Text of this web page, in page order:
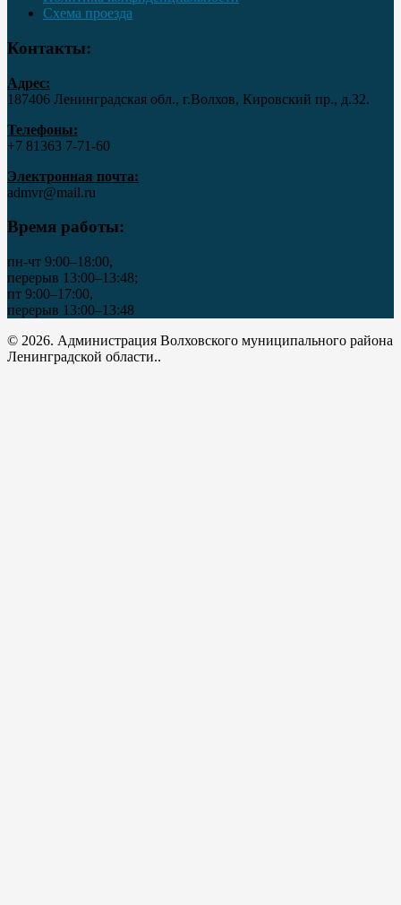
Схема проезда
Контакты:
Адрес:
187406 Ленинградская обл., г.Волхов, Кировский пр., д.32.
Телефоны:
+7 81363 7‑71-60
Электронная почта:
admvr@mail.ru
Время работы:
пн-чт 9:00–18:00,
перерыв 13:00–13:48;
пт 9:00–17:00,
перерыв 13:00–13:48
© 2026. Администрация Волховского муниципального района
Ленинградской области..